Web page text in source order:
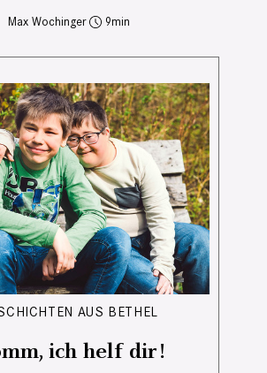
Max Wochinger 9
AUS BETHEL
ich helf dir!